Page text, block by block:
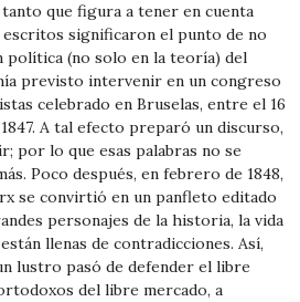
que figura a tener en cuenta
escritos significaron el punto de no
(no solo en la teoría) del
previsto intervenir en un congreso
celebrado en Bruselas, entre el 16
A tal efecto preparó un discurso,
por lo que esas palabras no se
Poco después, en febrero de 1848,
se convirtió en un panfleto editado
personajes de la historia, la vida
llenas de contradicciones. Así,
lustro pasó de defender el libre
del libre mercado, a